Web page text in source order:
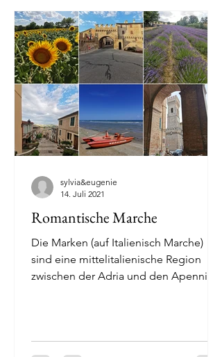
Romantische Marche
Die Marken (auf Italienisch Marche)
sind eine mittelitalienische Region
zwischen der Adria und den Apennin,
sylvia&eugenie
14. Juli 2021